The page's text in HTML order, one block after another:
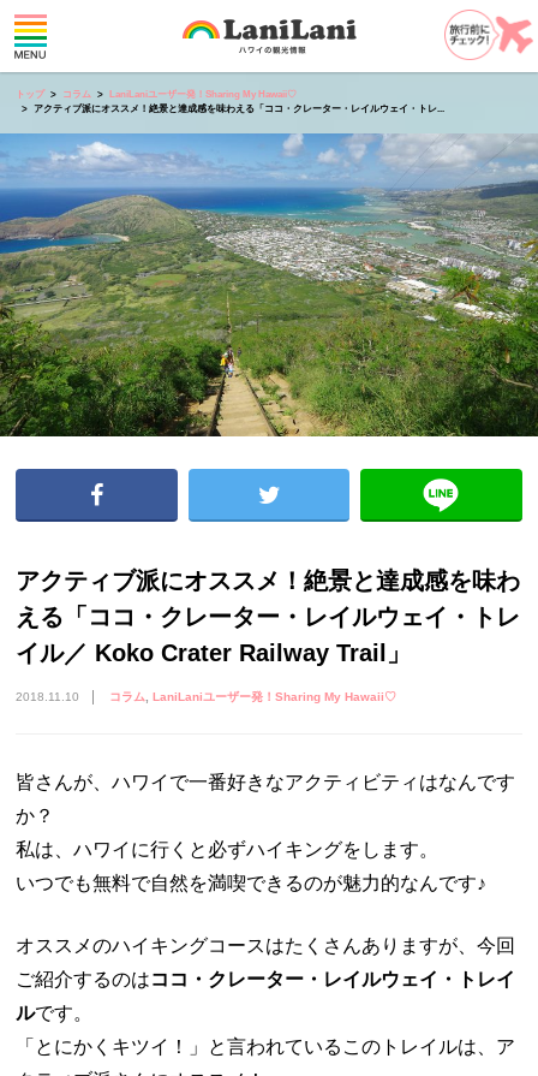
トップ コラム
LaniLaniユーザー発！Sharing My Hawaii♡
アクティブ派にオススメ！絶景と達成感を味わえる「ココ・クレーター・レイルウェイ・トレ...
アクティブ派にオススメ！絶景と達成感を味わ
える「ココ・クレーター・レイルウェイ・トレ
イル／ Koko Crater Railway Trail」
2018.11.10 コラム LaniLaniユーザー発！Sharing My Hawaii♡
皆さんが、ハワイで一番好きなアクティビティはなんです
か？
私は、ハワイに行くと必ずハイキングをします。
いつでも無料で自然を満喫できるのが魅力的なんです♪
オススメのハイキングコースはたくさんありますが、今回
ご紹介するのはココ・クレーター・レイルウェイ・トレイ
ルです。
「とにかくキツイ！」と言われているこのトレイルは、ア